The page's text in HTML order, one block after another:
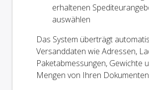
erhaltenen
auswählen
Das System überträgt
Versanddaten wie Adressen,
Paketabmessungen, Gewichte
Mengen von Ihren